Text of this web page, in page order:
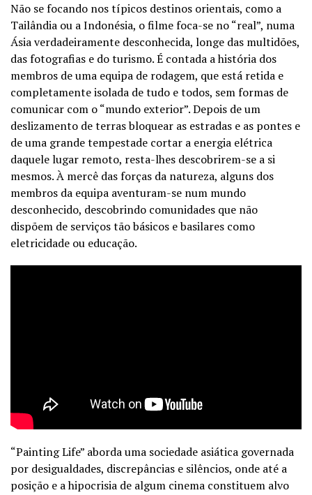
Não se focando nos típicos destinos orientais, como a
Tailândia ou a Indonésia, o filme foca-se no “real”, numa
Ásia verdadeiramente desconhecida, longe das multidões,
das fotografias e do turismo. É contada a história dos
membros de uma equipa de rodagem, que está retida e
completamente isolada de tudo e todos, sem formas de
comunicar com o “mundo exterior”. Depois de um
deslizamento de terras bloquear as estradas e as pontes e
de uma grande tempestade cortar a energia elétrica
daquele lugar remoto, resta-lhes descobrirem-se a si
mesmos. À mercê das forças da natureza, alguns dos
membros da equipa aventuram-se num mundo
desconhecido, descobrindo comunidades que não
dispõem de serviços tão básicos e basilares como
eletricidade ou educação.
“Painting Life” aborda uma sociedade asiática governada
por desigualdades, discrepâncias e silêncios, onde até a
posição e a hipocrisia de algum cinema constituem alvo